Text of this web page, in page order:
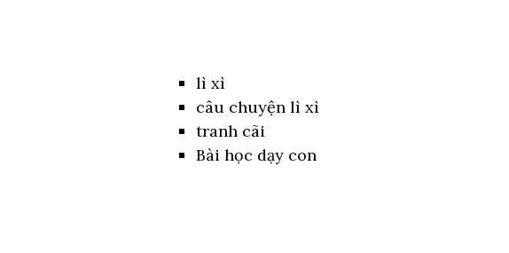
lì xì
câu chuyện lì xì
tranh cãi
Bài học dạy con